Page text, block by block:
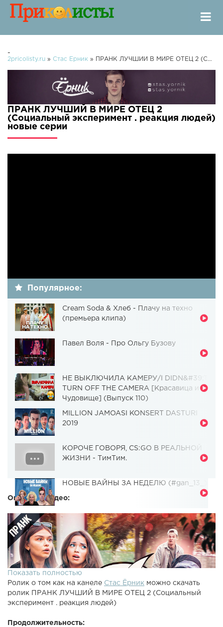
-
2pricolisty.ru » Стас Ёрник » ПРАНК ЛУЧШИЙ В МИРЕ ОТЕЦ 2 (Социальный эксперимент . реакция людей)
ПРАНК ЛУЧШИЙ В МИРЕ ОТЕЦ 2
(Социальный эксперимент . реакция людей)
новые серии
Популярное:
Cream Soda & Хлеб - Плачу на техно
(премьера клипа)
Павел Воля - Про Ольгу Бузову
НЕ ВЫКЛЮЧИЛА КАМЕРУ/I DIDN&#39;T
TURN OFF THE CAMERA [Красавица и
Чудовище] (Выпуск 110)
MILLION JAMOASI KONSERT DASTURI
2019
КОРОЧЕ ГОВОРЯ, CS:GO В РЕАЛЬНОЙ
ЖИЗНИ - ТимТим.
НОВЫЕ ВАЙНЫ ЗА НЕДЕЛЮ (#gan_13_)
Описание видео:
Показать полностью
Ролик о том как на канеле Стас Ёрник можно скачать
ролик ПРАНК ЛУЧШИЙ В МИРЕ ОТЕЦ 2 (Социальный
эксперимент . реакция людей)
Продолжительность: